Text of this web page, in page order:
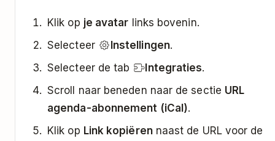
Klik op je avatar links bovenin.
Selecteer
Instellingen.
Selecteer de tab
Integraties.
Scroll naar beneden naar de sectie URL
agenda-abonnement (iCal).
Klik op Link kopiërennaast de URL voor de